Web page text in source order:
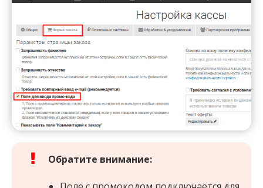
Обратите внимание: